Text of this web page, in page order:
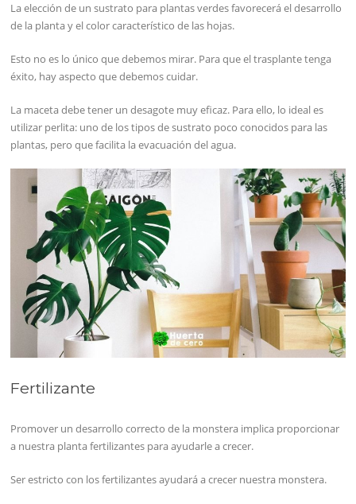
La elección de un sustrato para plantas verdes favorecerá el desarrollo
de la planta y el color característico de las hojas.
Esto no es lo único que debemos mirar. Para que el trasplante tenga
éxito, hay aspecto que debemos cuidar.
La maceta debe tener un desagote muy eficaz. Para ello, lo ideal es
utilizar perlita: uno de los tipos de sustrato poco conocidos para las
plantas, pero que facilita la evacuación del agua.
Fertilizante
Promover un desarrollo correcto de la monstera implica proporcionar
a nuestra planta fertilizantes para ayudarle a crecer.
Ser estricto con los fertilizantes ayudará a crecer nuestra monstera.